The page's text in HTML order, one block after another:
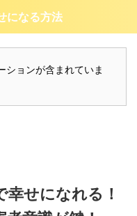
になる方法
ションが含まれていま
せになれる！